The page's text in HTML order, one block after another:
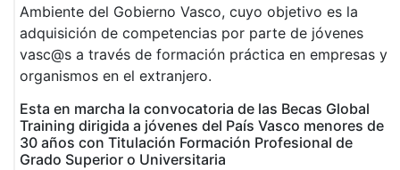
Ambiente del Gobierno Vasco, cuyo objetivo es la
adquisición de competencias por parte de jóvenes
vasc@s a través de formación práctica en empresas y
organismos en el extranjero.
Esta en marcha la convocatoria de las Becas Global
Training dirigida a jóvenes del País Vasco menores de
30 años con Titulación Formación Profesional de
Grado Superior o Universitaria